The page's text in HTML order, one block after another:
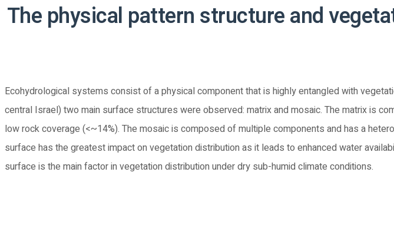
The physical pattern structure and
Ecohydrological systems consist of a physical component that is highly entangled with
central Israel) two main surface structures were observed: matrix and mosaic. The matrix is
low rock coverage (<~14%). The mosaic is composed of multiple components and has a
surface has the greatest impact on vegetation distribution as it leads to enhanced water
surface is the main factor in vegetation distribution under dry sub-humid climate conditions.